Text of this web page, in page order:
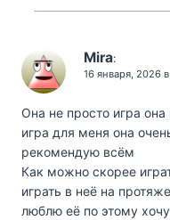
Mira:
16 января, 2026
Она не просто игра
игра для меня она
рекомендую всём
Как можно скорее
играть в неё на
люблю её по этому